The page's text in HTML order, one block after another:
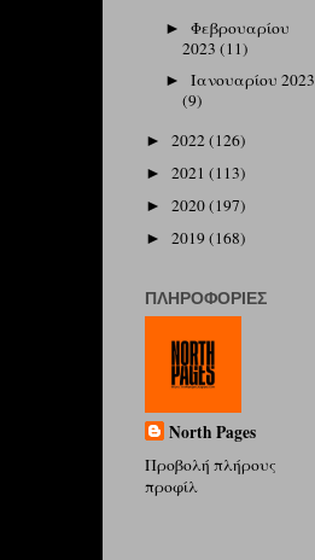
►Φεβρουαρίου
2023(11)
►Ιανουαρίου 2023
(9)
► 2022(126)
► 2021 (113)
► 2020(197)
► 2019(168)
ΠΛΗΡΟΦΟΡΊΕΣ
North Pages
Προβολή πλήρους
προφίλ